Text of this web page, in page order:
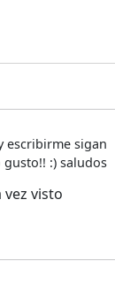
escribirme sigan
:) saludos
vez visto